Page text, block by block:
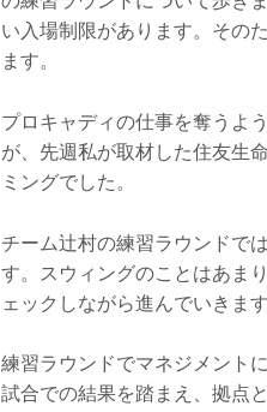
い入場制限があります。その
ます。
プロキャディの仕事を奪うよ
が、先週私が取材した住友生
ミングでした。
チーム辻村の練習ラウンドで
す。スウィングのことはあま
ェックしながら進んでいきます
練習ラウンドでマネジメント
試合での結果を踏まえ、拠点